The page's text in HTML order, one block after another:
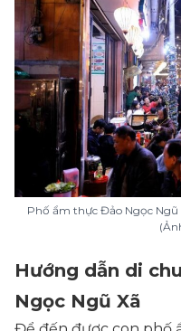
Phố ẩm thực Đảo Ngọc
Hướng dẫn di
Ngọc Ngũ Xã